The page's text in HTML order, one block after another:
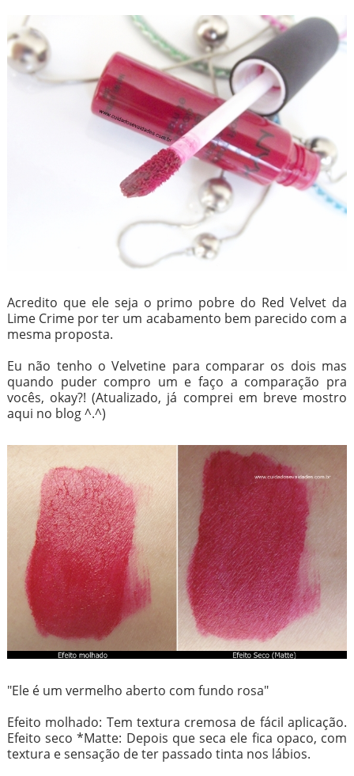
Acredito que ele seja o primo pobre do Red Velvet da
Lime Crime por ter um acabamento bem parecido com a
mesma proposta.
Eu não tenho o Velvetine para comparar os dois mas
quando puder compro um e faço a comparação pra
vocês, okay?! (Atualizado, já comprei em breve mostro
aqui no blog ^.^)
"Ele é um vermelho aberto com fundo rosa"
Efeito molhado: Tem textura cremosa de fácil aplicação.
Efeito seco *Matte: Depois que seca ele fica opaco, com
textura e sensação de ter passado tinta nos lábios.